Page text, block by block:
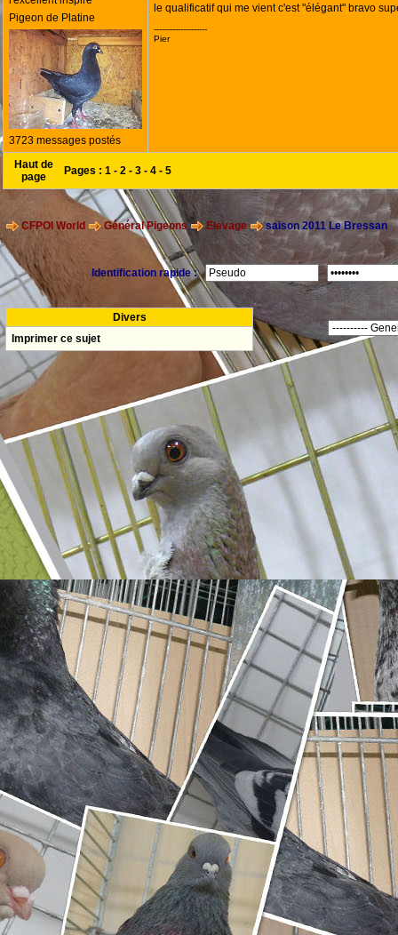
Pigeon de Platine
3723 messages postés
le qualificatif qui me vient c'est "élégant" bravo
--------------------
Pier
Haut de
page
Pages : 1 - 2 - 3 - 4 - 5
CFPOI World Général Pigeons Elevage saison 2011 Le Bressan
Identification rapide :
Divers
Imprimer ce sujet